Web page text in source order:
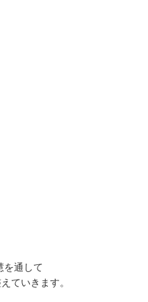
を通して
ていきます。